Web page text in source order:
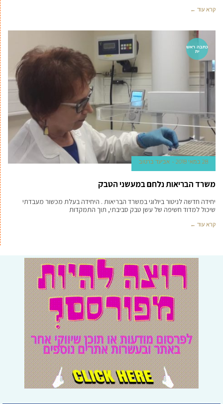
קרא עוד ←
כתבה ראש
ית
28 במאי 2018 אביעד ברטוב
משרד הבריאות נלחם במעשני הטבק
יחידה חדשה לניטור ביולוגי במשרד הבריאות . היחידה בעלת מכשור מעבדתי
שיכול למדוד חשיפה של עשן טבק סביבתי, תוך התמקדות
קרא עוד ←